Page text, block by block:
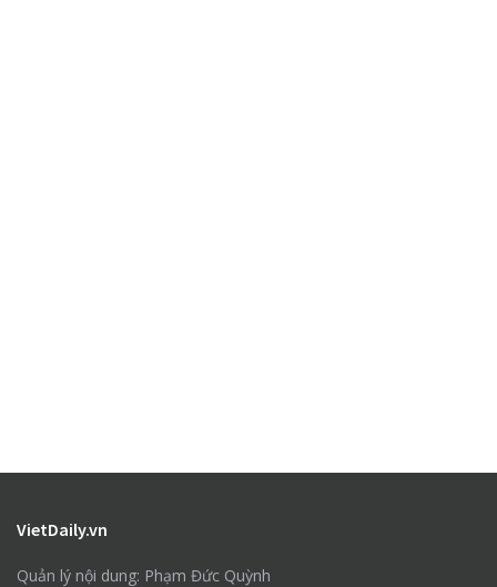
VietDaily.vn
Quản lý nội dung: Phạm Đức Quỳnh